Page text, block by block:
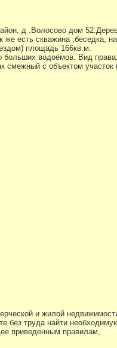
д .Волосово дом
же есть скважина ,беседка,
площадь 166кв.м.
больших водоёмов. Вид права;
смежный с объектом участок
и жилой
без труда найти
приведенным правилам,